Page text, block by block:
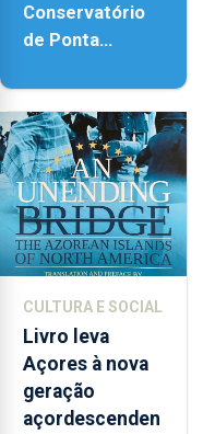
Conservatório
de Ponta
contar com
novos
instrumentos
CULTURA E SOCIAL
Livro leva
Açores à nova
geração
açordescenden